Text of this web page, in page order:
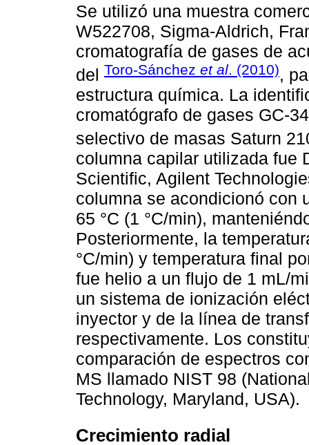
Se utilizó una muestra
W522708, Sigma-Aldrich,
cromatografía de gases de
del Toro-Sánchez et al . (2010),
estructura química. La
cromatógrafo de gases GC-
selectivo de masas Saturn
columna capilar utilizada fue
Scientific, Agilent
columna se acondicionó con
65 °C (1 °C/min),
Posteriormente, la
°C/min) y temperatura final
fue helio a un flujo de 1 mL/
un sistema de ionización
inyector y de la línea de
respectivamente. Los
comparación de espectros
MS llamado NIST 98
Technology, Maryland, USA).
Crecimiento radial